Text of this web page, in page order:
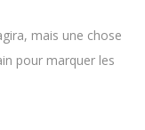
mais une chose
pour marquer les